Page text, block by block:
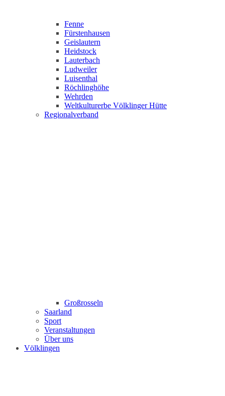
Fenne
Fürstenhausen
Geislautern
Heidstock
Lauterbach
Ludweiler
Luisenthal
Röchlinghöhe
Wehrden
Weltkulturerbe Völklinger Hütte
Regionalverband
Großrosseln
Saarland
Sport
Veranstaltungen
Über uns
Völklingen